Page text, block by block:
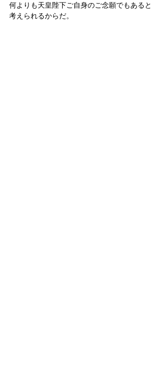
何よりも天皇陛下ご自身のご念願でもあると
考えられるからだ。